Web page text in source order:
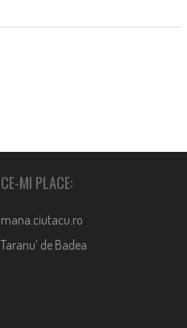
CE-MI PLACE:
mana.ciutacu.ro
Taranu’ de Badea